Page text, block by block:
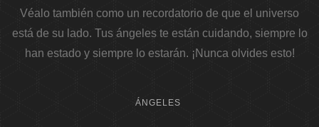
Véalo también como un recordatorio de que el universo
está de su lado. Tus ángeles te están cuidando, siempre lo
han estado y siempre lo estarán. ¡Nunca olvides esto!
ÁNGELES